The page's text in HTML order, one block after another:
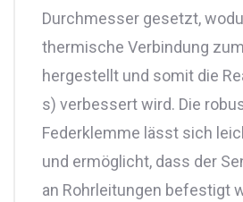
Durchmesser gesetzt,
thermische Verbindung
hergestellt und somit die
s) verbessert wird. Die
Federklemme lässt sich
und ermöglicht, dass der
an Rohrleitungen befestigt